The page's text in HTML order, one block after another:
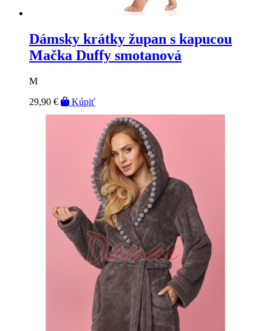
Dámsky krátky župan s kapucou
Mačka Duffy smotanová
M
29,90 €
Kúpiť